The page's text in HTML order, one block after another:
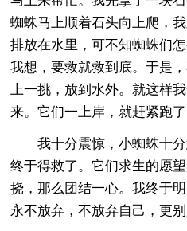
蜘蛛马上顺着石头向上爬，
排放在水里，可不知蜘蛛们
我想，要救就救到底。于是
上一挑，放到水外。就这样
来。它们一上岸，就赶紧跑了
我十分震惊，小蜘蛛十分
终于得救了。它们求生的愿
挠，那么团结一心。我终于
永不放弃，不放弃自己，更别